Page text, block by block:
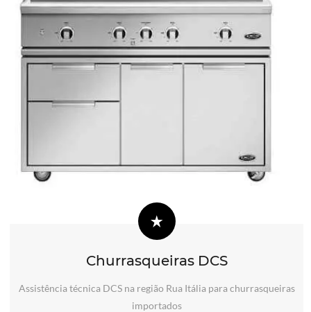
Churrasqueiras DCS
Assistência técnica DCS na região Rua Itália para churrasqueiras
importados